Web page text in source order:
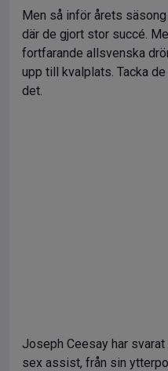
Men så inför årets
där de gjort stor succé.
fortfarande allsvenska
upp till kvalplats. Tacka
det.
Joseph Ceesay har
sex assist, från sin